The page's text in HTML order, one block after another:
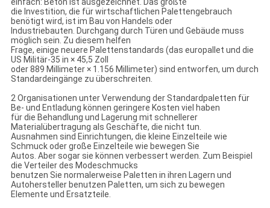
einfach: Beton ist ausgezeichnet. Das größte
die Investition, die für wirtschaftlichen Palettengebrauch
benötigt wird, ist im Bau von Handels oder
Industriebauten. Durchgang durch Türen und Gebäude muss
möglich sein. Zu diesem helfen
Frage, einige neuere Palettenstandards (das europallet und die
US Militär-35 in × 45,5 Zoll
oder 889 Millimeter × 1.156 Millimeter) sind entworfen, um durch
Standardeingänge zu überschreiten.
2 Organisationen unter Verwendung der Standardpaletten für
Be- und Entladung können geringere Kosten viel haben
für die Behandlung und Lagerung mit schnellerer
Materialübertragung als Geschäfte, die nicht tun.
Ausnahmen sind Einrichtungen, die kleine Einzelteile wie
Schmuck oder große Einzelteile wie bewegen Sie
Autos. Aber sogar sie können verbessert werden. Zum Beispiel
die Verteiler des Modeschmucks
benutzen Sie normalerweise Paletten in ihren Lagern und
Autohersteller benutzen Paletten, um sich zu bewegen
Elemente und Ersatzteile.